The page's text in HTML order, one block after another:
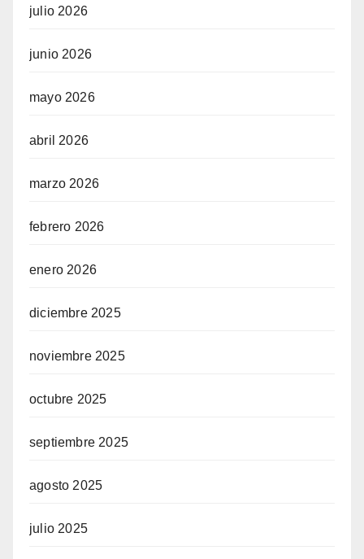
julio 2026
junio 2026
mayo 2026
abril 2026
marzo 2026
febrero 2026
enero 2026
diciembre 2025
noviembre 2025
octubre 2025
septiembre 2025
agosto 2025
julio 2025